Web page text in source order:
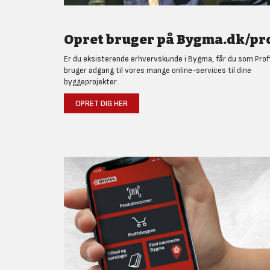
Opret bruger på Bygma.dk/
Er du eksisterende erhvervskunde i Bygma, får du som
bruger adgang til vores mange online-services til dine
byggeprojekter.
OPRET DIG HER